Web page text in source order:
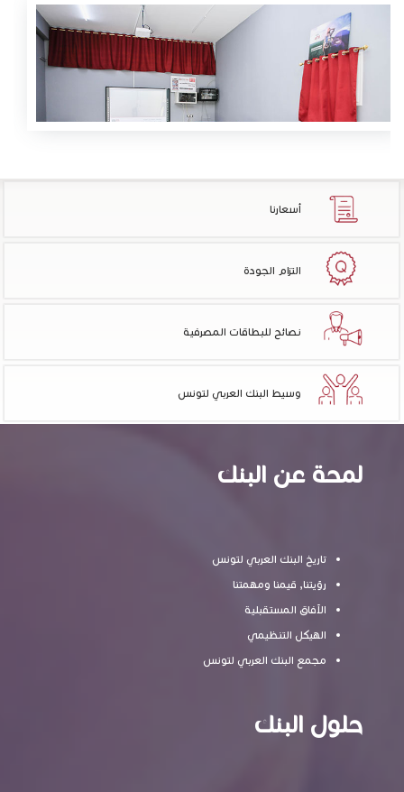
أسعارنا
التزام الجودة
نصائح للبطاقات المصرفية
وسيط البنك العربي لتونس
لمحة عن البنك
تاريخ البنك العربي لتونس
رؤيتنا, قيمنا ومهمتنا
الآفاق المستقبلية
الهيكل التنظيمي
مجمع البنك العربي لتونس
حلول البنك